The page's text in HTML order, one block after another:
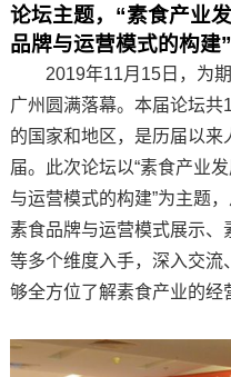
论坛主题，“素食产业
品牌与运营模式的构建”
2019年11月15日，为
广州圆满落幕。本届论坛共
的国家和地区，是历届以
届。此次论坛以“素食产业
与运营模式的构建”为主题
素食品牌与运营模式展示、
等多个维度入手，深入交
够全方位了解素食产业的经